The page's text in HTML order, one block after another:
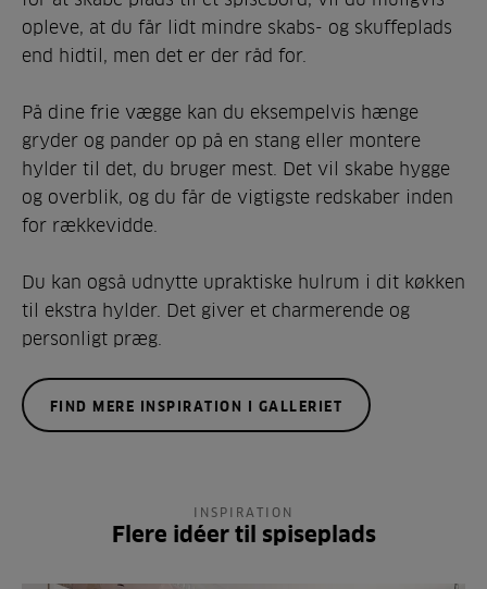
opleve, at du får lidt mindre skabs- og skuffeplads
end hidtil, men det er der råd for.
På dine frie vægge kan du eksempelvis hænge
gryder og pander op på en stang eller montere
hylder til det, du bruger mest. Det vil skabe hygge
og overblik, og du får de vigtigste redskaber inden
for rækkevidde.
Du kan også udnytte upraktiske hulrum i dit køkken
til ekstra hylder. Det giver et charmerende og
personligt præg.
FIND MERE INSPIRATION I GALLERIET
INSPIRATION
Flere idéer til spiseplads